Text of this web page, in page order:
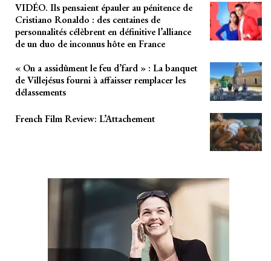
VIDÉO. Ils pensaient épauler au pénitence de
Cristiano Ronaldo : des centaines de
personnalités célèbrent en définitive l’alliance
de un duo de inconnus hôte en France
« On a assidûment le feu d’fard » : La banquet
de Villejésus fourni à affaisser remplacer les
délassements
French Film Review: L’Attachement